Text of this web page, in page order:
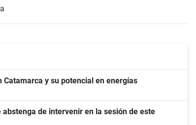
y su potencial en energías
de intervenir en la sesión de este